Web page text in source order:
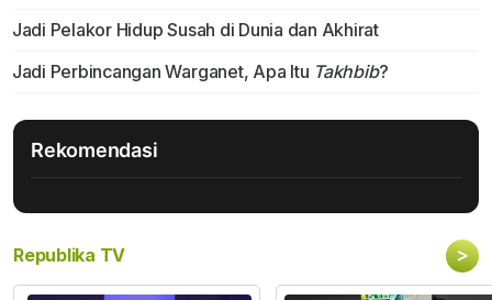
Jadi Pelakor Hidup Susah di Dunia dan Akhirat
Jadi Perbincangan Warganet, Apa Itu Takhbib?
Rekomendasi
Republika TV >